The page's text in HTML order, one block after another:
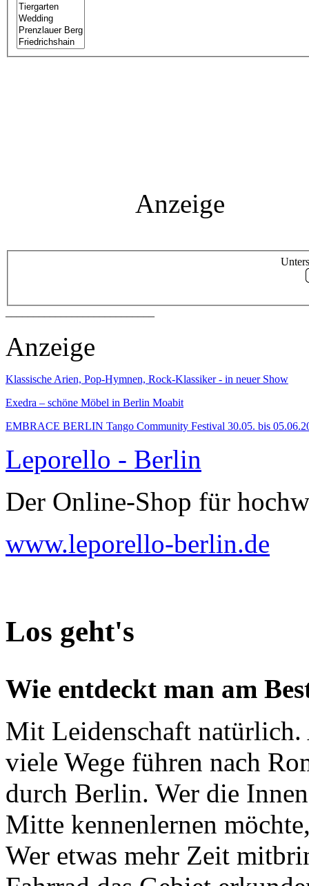
Anzeige
Anzeige
Klassische Arien, Pop-Hymnen, Rock-Klassiker - in neuer Show
Exedra – schöne Möbel in Berlin Moabit
EMBRACE BERLIN Tango Community Festival 30.05. bis
Leporello - Berlin
Der Online-Shop für
www.leporello-berlin.de
Los geht's
Wie entdeckt man am
Mit Leidenschaft natürlich.
viele Wege führen nach
durch Berlin. Wer die
Mitte kennenlernen
Wer etwas mehr Zeit